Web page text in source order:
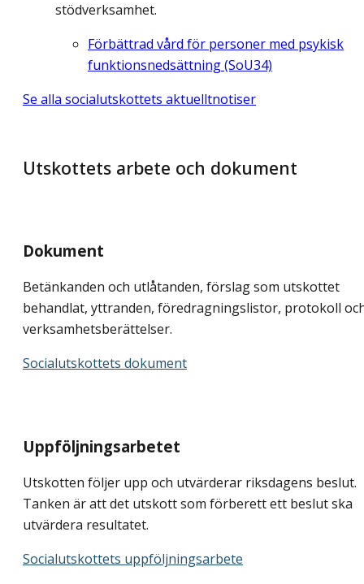
stödverksamhet.
Förbättrad vård för personer med psykisk
funktionsnedsättning (SoU34)
Se alla socialutskottets aktuelltnotiser
Utskottets arbete och dokument
Dokument
Betänkanden och utlåtanden, förslag som utskottet
behandlat, yttranden, föredragningslistor, protokoll
verksamhetsberättelser.
Socialutskottets dokument
Uppföljningsarbetet
Utskotten följer upp och utvärderar riksdagens beslut.
Tanken är att det utskott som förberett ett beslut ska
utvärdera resultatet.
Socialutskottets uppföljningsarbete